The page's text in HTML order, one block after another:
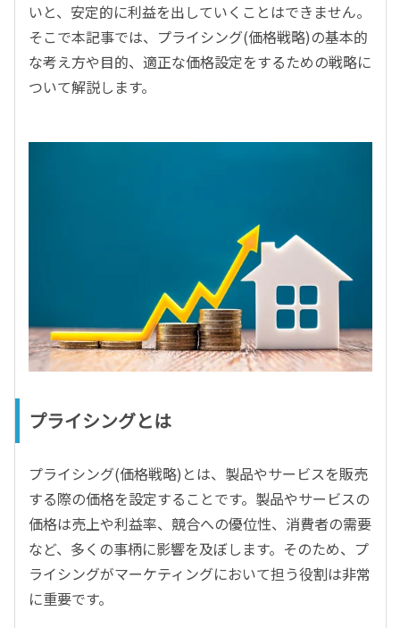
ガバナンス／リスク管理
BPR／業務改善
いと、安定的に利益を出していくことはできません。
そこで本記事では、プライシング(価格戦略)の基本的
な考え方や目的、適正な価格設定をするための戦略に
ついて解説します。
プライシングとは
プライシング(価格戦略)とは、製品やサービスを販売
する際の価格を設定することです。製品やサービスの
価格は売上や利益率、競合への優位性、消費者の需要
など、多くの事柄に影響を及ぼします。そのため、プ
ライシングがマーケティングにおいて担う役割は非常
に重要です。